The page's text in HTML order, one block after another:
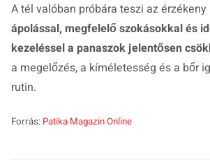
A tél valóban próbára teszi az érzékeny
ápolással, megfelelő szokásokkal és
kezeléssel a panaszok jelentősen
a megelőzés, a kíméletesség és a bőr
rutin.
Forrás: Patika Magazin Online